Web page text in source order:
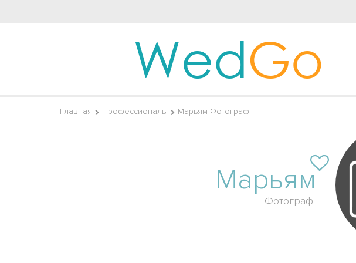
WedGo
Главная Профессионалы Марьям Фотограф
Марьям
Фотограф